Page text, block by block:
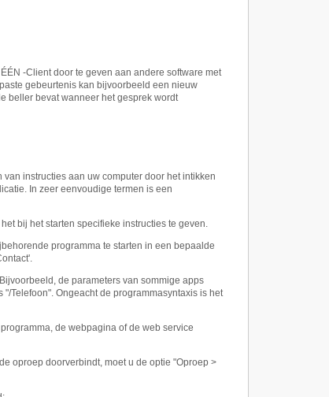
-Client door te geven aan andere software met
gebeurtenis kan bijvoorbeeld een nieuw
beller bevat wanneer het gesprek wordt
instructies aan uw computer door het intikken
In zeer eenvoudige termen is een
bij het starten specifieke instructies te geven.
programma te starten in een bepaalde
de parameters van sommige apps
Telefoon". Ongeacht de programmasyntaxis is het
de webpagina of de web service
oproep doorverbindt, moet u de optie "Oproep >